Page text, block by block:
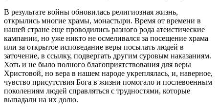
В результате войны обновилась религиозная жизнь,
открылись многие храмы, монастыри. Время от времени в
нашей стране еще проводились разного рода атеистические
кампании, но уже никто не осмеливался за посещение храма
или за открытое исповедание веры посылать людей в
заточение, в ссылку, подвергать другим суровым наказаниям.
Хоть и не было полного благоприятствования для веры
Христовой, но вера в нашем народе укреплялась, и, наверное,
чувство присутствия Бога в жизни помогало и послевоенным
поколениям людей справляться с трудностями, которые
выпадали на их долю.